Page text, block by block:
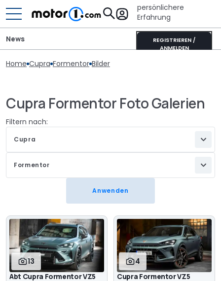
persönlichere
Erfahrung
REGISTRIEREN /
ANMELDEN
News
Home Cupra Formentor Bilder
Cupra Formentor Foto Galerien
Filtern nach:
Cupra
Formentor
13
Abt Cupra Formentor VZ5
4
Cupra Formentor VZ5